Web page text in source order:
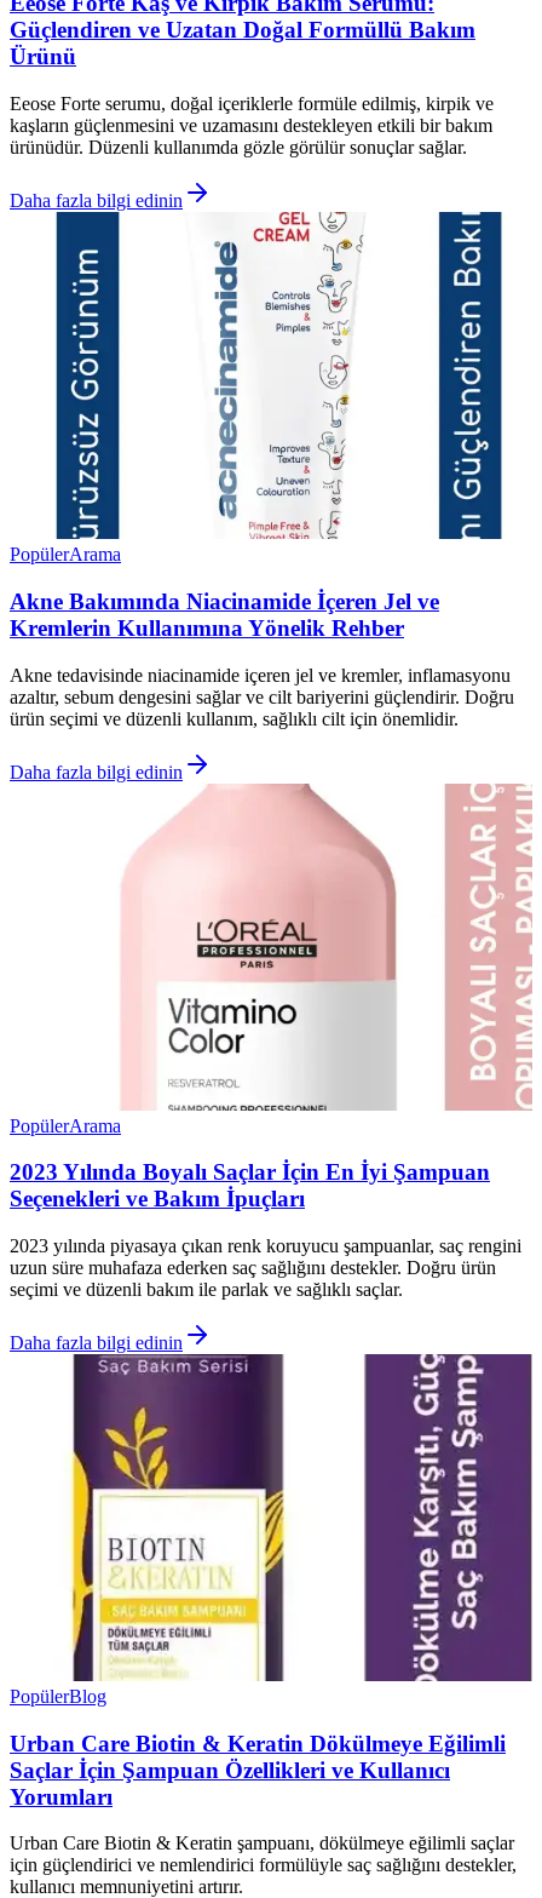
Güçlendiren ve Uzatan Doğal Formüllü Bakım
Ürünü
Eeose Forte serumu, doğal içeriklerle formüle edilmiş, kirpik ve
kaşların güçlenmesini ve uzamasını destekleyen etkili bir bakım
ürünüdür. Düzenli kullanımda gözle görülür sonuçlar sağlar.
Daha fazla bilgi edinin
PopülerArama
Akne Bakımında Niacinamide İçeren Jel ve
Kremlerin Kullanımına Yönelik Rehber
Akne tedavisinde niacinamide içeren jel ve kremler, inflamasyonu
azaltır, sebum dengesini sağlar ve cilt bariyerini güçlendirir. Doğru
ürün seçimi ve düzenli kullanım, sağlıklı cilt için önemlidir.
Daha fazla bilgi edinin
PopülerArama
2023 Yılında Boyalı Saçlar İçin En İyi Şampuan
Seçenekleri ve Bakım İpuçları
2023 yılında piyasaya çıkan renk koruyucu şampuanlar, saç rengini
uzun süre muhafaza ederken saç sağlığını destekler. Doğru ürün
seçimi ve düzenli bakım ile parlak ve sağlıklı saçlar.
Daha fazla bilgi edinin
PopülerBlog
Urban Care Biotin & Keratin Dökülmeye Eğilimli
Saçlar İçin Şampuan Özellikleri ve Kullanıcı
Yorumları
Urban Care Biotin & Keratin şampuanı, dökülmeye eğilimli saçlar
için güçlendirici ve nemlendirici formülüyle saç sağlığını destekler,
kullanıcı memnuniyetini artırır.